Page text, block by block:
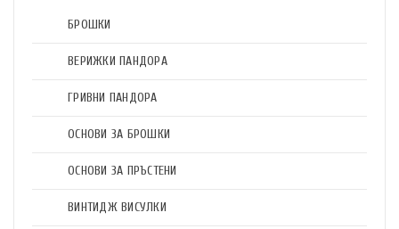
БРОШКИ
ВЕРИЖКИ ПАНДОРА
ГРИВНИ ПАНДОРА
ОСНОВИ ЗА БРОШКИ
ОСНОВИ ЗА ПРЪСТЕНИ
ВИНТИДЖ ВИСУЛКИ